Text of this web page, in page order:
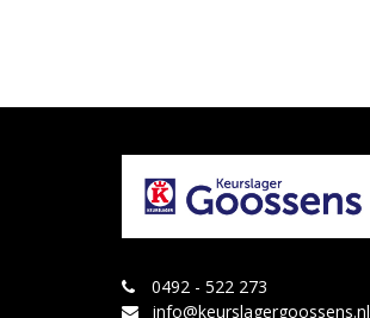
0492 - 522 273
info@keurslagergoossens.nl